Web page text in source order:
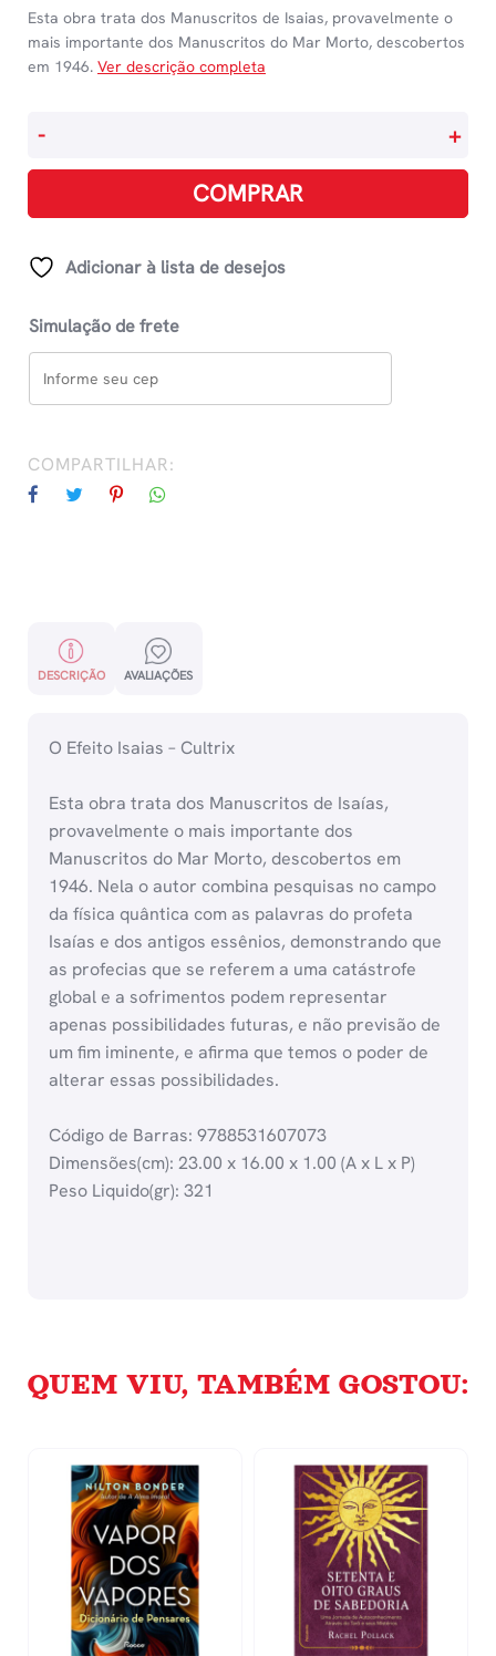
Esta obra trata dos Manuscritos de Isaias, provavelmente o
mais importante dos Manuscritos do Mar Morto, descobertos
em 1946. Ver descrição completa
Isaias
quantidade
- +
COMPRAR
Adicionar à lista de desejos
Simulação de frete
COMPARTILHAR:
DESCRIÇÃO AVALIAÇÕES
O Efeito Isaias – Cultrix
Esta obra trata dos Manuscritos de Isaías,
provavelmente o mais importante dos
Manuscritos do Mar Morto, descobertos em
1946. Nela o autor combina pesquisas no campo
da física quântica com as palavras do profeta
Isaías e dos antigos essênios, demonstrando que
as profecias que se referem a uma catástrofe
global e a sofrimentos podem representar
apenas possibilidades futuras, e não previsão de
um fim iminente, e afirma que temos o poder de
alterar essas possibilidades.
Código de Barras: 9788531607073
Dimensões(cm): 23.00 x 16.00 x 1.00 (A x L x P)
Peso Liquido(gr): 321
QUEM VIU, TAMBÉM GOSTOU: